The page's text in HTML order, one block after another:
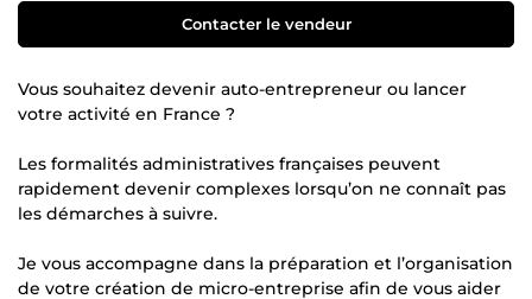
Contacter le vendeur
Vous souhaitez devenir auto-entrepreneur ou lancer
votre activité en France ?
Les formalités administratives françaises peuvent
rapidement devenir complexes lorsqu’on ne connaît pas
les démarches à suivre.
Je vous accompagne dans la préparation et l’organisation
de votre création de micro-entreprise afin de vous aider